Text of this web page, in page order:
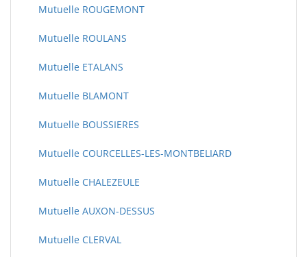
Mutuelle ROUGEMONT
Mutuelle ROULANS
Mutuelle ETALANS
Mutuelle BLAMONT
Mutuelle BOUSSIERES
Mutuelle COURCELLES-LES-MONTBELIARD
Mutuelle CHALEZEULE
Mutuelle AUXON-DESSUS
Mutuelle CLERVAL